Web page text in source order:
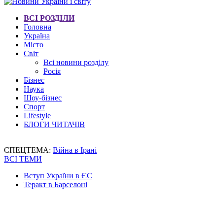
ВСІ РОЗДІЛИ
Головна
Україна
Місто
Світ
Всі новини розділу
Росія
Бізнес
Наука
Шоу-бізнес
Спорт
Lifestyle
БЛОГИ ЧИТАЧІВ
СПЕЦТЕМА: Війна в Ірані
ВСІ ТЕМИ
Вступ України в ЄС
Теракт в Барселоні